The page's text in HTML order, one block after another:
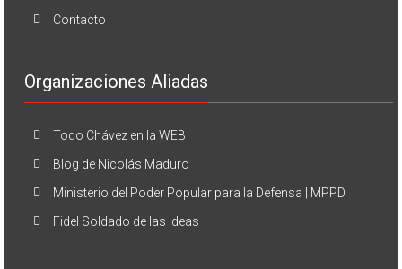
Contacto
Organizaciones Aliadas
Todo Chávez en la WEB
Blog de Nicolás Maduro
Ministerio del Poder Popular para la Defensa | MPPD
Fidel Soldado de las Ideas